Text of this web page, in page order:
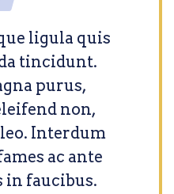
ligula quis
tincidunt.
purus,
non,
Interdum
ac ante
faucibus.